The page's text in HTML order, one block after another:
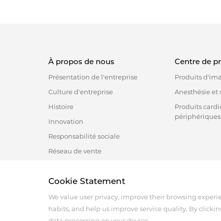
Angioplastie
But : Les
rétrécis ou
ballon. Ce
comprime
maintenir
du stent, ce
À propos de nous
Présentation de l'entreprise
Culture d'entreprise
Histoire
Innovation
Responsabilité sociale
Réseau de vente
Centre de
Produits
Anesthésie et
Produits
périphériques
Address :18 Jinhui Ave., Pingshan District, Shenzhen,
Tel : +86-755-86060992
Email:info@antmed.com
COPYRIGHT © 2024 SHENZHEN ANTMED CO.,LTD.
Cookie Statement
We value user privacy, improve their browsing
habits, and help us improve service quality. By